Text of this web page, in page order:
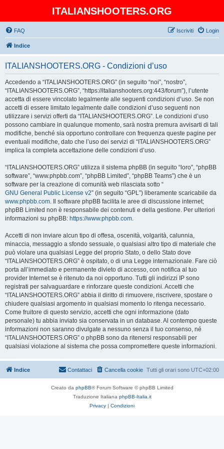
ITALIANSHOOTERS.ORG
FAQ Login
Iscriviti
Indice
ITALIANSHOOTERS.ORG - Condizioni d’uso
Accedendo a “ITALIANSHOOTERS.ORG” (in seguito “noi”, “nostro”,
“ITALIANSHOOTERS.ORG”, “https://italianshooters.org:443/forum”), l’utente
accetta di essere vincolato legalmente alle seguenti condizioni d’uso. Se non
accetti di essere limitato legalmente dalle condizioni d’uso seguenti non
utilizzare i servizi offerti da “ITALIANSHOOTERS.ORG”. Le condizioni d’uso
possono cambiare in qualunque momento, sarà nostra premura avvisarti di tali
modifiche, benché sia opportuno controllare con frequenza queste pagine per
eventuali modifiche, dato che l’uso dei servizi di “ITALIANSHOOTERS.ORG”
implica la completa accettazione delle condizioni d’uso.
“ITALIANSHOOTERS.ORG” utilizza il sistema phpBB (in seguito “loro”, “phpBB
software”, “www.phpbb.com”, “phpBB Limited”, “phpBB Teams”) che è un
software per la creazione di comunità web rilasciata sotto “
GNU General Public License v2” (in seguito “GPL”) liberamente scaricabile da
www.phpbb.com. Il software phpBB facilita le aree di discussione internet;
phpBB Limited non è responsabile dei contenuti e della gestione. Per ulteriori
informazioni su phpBB: https://www.phpbb.com.
Accetti di non inviare alcun tipo di offesa, oscenità, volgarità, calunnia,
minaccia, messaggio a sfondo sessuale, o qualsiasi altro tipo di materiale che
può violare una qualsiasi Legge del proprio Stato, o dello Stato dove
“ITALIANSHOOTERS.ORG” è ospitato, o di una Legge internazionale. Fare ciò
porta all’immediato e permanente divieto di accesso, con notifica al tuo
provider Internet se è ritenuto da noi opportuno. Tutti gli indirizzi IP sono
registrati per salvaguardare e rinforzare queste condizioni. Accetti che
“ITALIANSHOOTERS.ORG” abbia il diritto di rimuovere, riscrivere, spostare o
chiudere qualsiasi argomento in qualsiasi momento lo ritenga necessario.
Come fruitore di questo servizio, accetti che ogni informazione (dato
personale) tu abbia inviato sia conservata in un database. Al contempo queste
informazioni non saranno divulgate a nessuno senza il tuo consenso, né
“ITALIANSHOOTERS.ORG” o phpBB sono da ritenersi responsabili per
qualsiasi violazione al sistema che possa compromettere queste informazioni.
Indice Tutti gli orari sono UTC+02:00
Cancella cookie
Contattaci
Creato da phpBB® Forum Software © phpBB Limited
Traduzione Italiana phpBB-Italia.it
Privacy | Condizioni